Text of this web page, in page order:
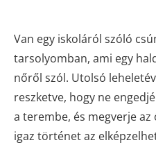
Van egy iskoláról szóló
tarsolyomban, ami egy
nőről szól. Utolsó
reszketve, hogy ne
a terembe, és megverje az
igaz történet az